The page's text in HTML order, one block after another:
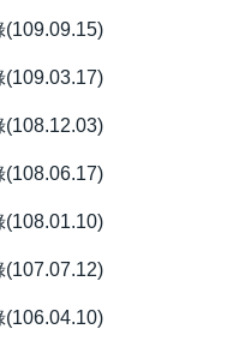
(109.09.15)
(109.03.17)
(108.12.03)
(108.06.17)
(108.01.10)
(107.07.12)
(106.04.10)